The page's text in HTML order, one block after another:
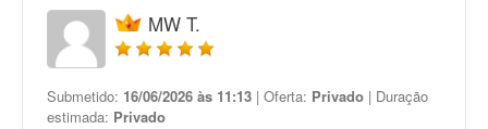
MW T.
Submetido: 16/06/2026 às 11:13 | Oferta: Privado | Duração
estimada: Privado